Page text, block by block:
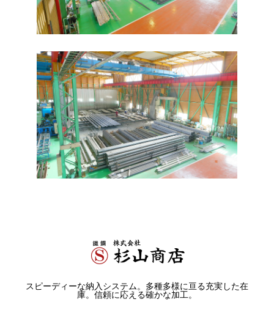
スピーディーな納入システム。多種多様に亘る充実した在
庫。信頼に応える確かな加工。